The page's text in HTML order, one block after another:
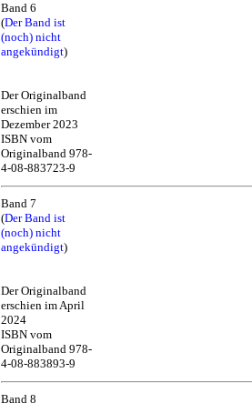
Band 6
(Der Band ist
(noch) nicht
angekündigt)
Der Originalband
erschien im
Dezember 2023
ISBN vom
Originalband 978-
4-08-883723-9
Band 7
(Der Band ist
(noch) nicht
angekündigt)
Der Originalband
erschien im April
2024
ISBN vom
Originalband 978-
4-08-883893-9
Band 8